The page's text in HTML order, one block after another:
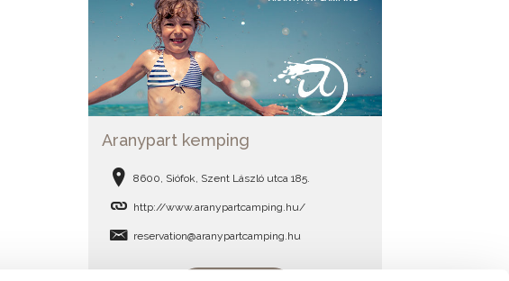
Aranypart kemping
8600, Siófok, Szent László utca 185.
http://www.aranypartcamping.hu/
reservation@aranypartcamping.hu